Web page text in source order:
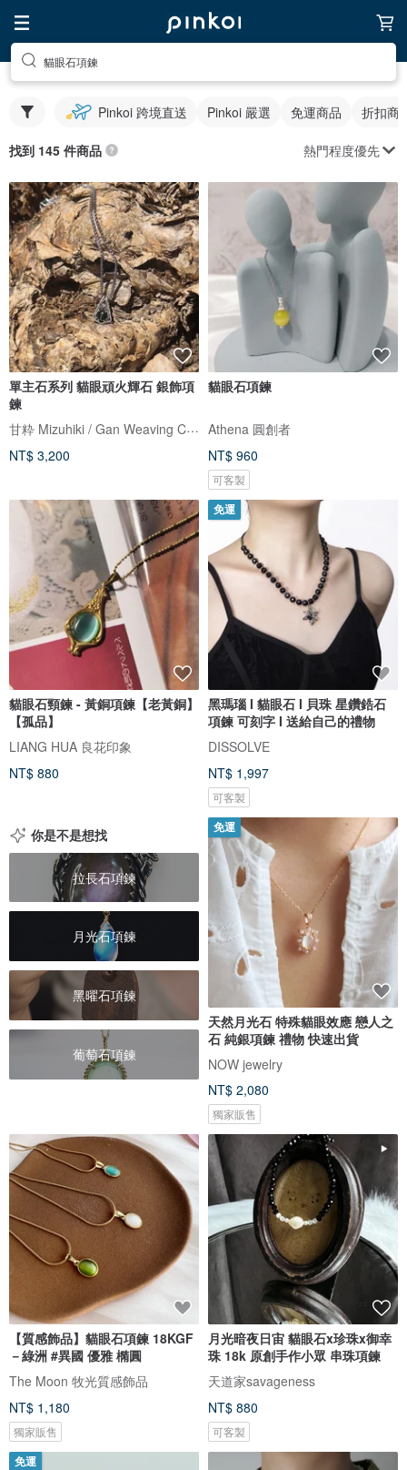
貓眼石項鍊
Pinkoi 跨境直送 Pinkoi 嚴選 免運商品 折扣商
找到 145 件商品 熱門程度優先
單主石系列 貓眼頑火輝石 銀飾項
鍊
甘粋 Mizuhiki / Gan Weaving Creation
NT$ 3,200
貓眼石項鍊
Athena 圓創者
NT$ 960
可客製
貓眼石頸鍊 - 黃銅項鍊【老黃銅】
【孤品】
LIANG HUA 良花印象
NT$ 880
免運
黑瑪瑙 I 貓眼石 I 貝珠 星鑽鋯石
項鍊 可刻字 I 送給自己的禮物
DISSOLVE
NT$ 1,997
可客製
你是不是想找
拉長石項鍊
月光石項鍊
黑曜石項鍊
葡萄石項鍊
免運
天然月光石 特殊貓眼效應 戀人之
石 純銀項鍊 禮物 快速出貨
NOW jewelry
NT$ 2,080
獨家販售
【質感飾品】貓眼石項鍊 18KGF
－綠洲 #異國 優雅 橢圓
The Moon 牧光質感飾品
NT$ 1,180
獨家販售
月光暗夜日宙 貓眼石x珍珠x御幸
珠 18k 原創手作小眾 串珠項鍊
天道家savageness
NT$ 880
可客製
免運